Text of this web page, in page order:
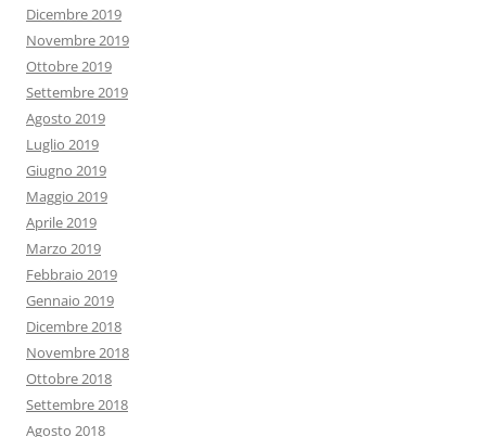
Dicembre 2019
Novembre 2019
Ottobre 2019
Settembre 2019
Agosto 2019
Luglio 2019
Giugno 2019
Maggio 2019
Aprile 2019
Marzo 2019
Febbraio 2019
Gennaio 2019
Dicembre 2018
Novembre 2018
Ottobre 2018
Settembre 2018
Agosto 2018